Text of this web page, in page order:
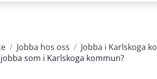
/ Jobba hos oss / Jobba i Karlskoga
som i Karlskoga kommun?